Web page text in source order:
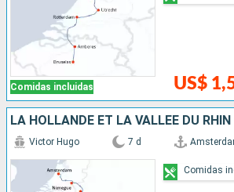
Comidas incluidas US$
Victor Hugo 7 d
Comidas